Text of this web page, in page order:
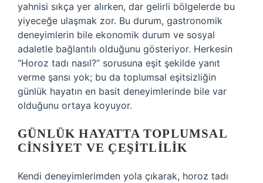
yahnisi sıkça yer alırken, dar gelirli bölgelerde bu
yiyeceğe ulaşmak zor. Bu durum, gastronomik
deneyimlerin bile ekonomik durum ve sosyal
adaletle bağlantılı olduğunu gösteriyor. Herkesin
“Horoz tadı nasıl?” sorusuna eşit şekilde yanıt
verme şansı yok; bu da toplumsal eşitsizliğin
günlük hayatın en basit deneyimlerinde bile var
olduğunu ortaya koyuyor.
GÜNLÜK HAYATTA TOPLUMSAL
CINSIYET VE ÇEŞITLILIK
Kendi deneyimlerimden yola çıkarak, horoz tadı